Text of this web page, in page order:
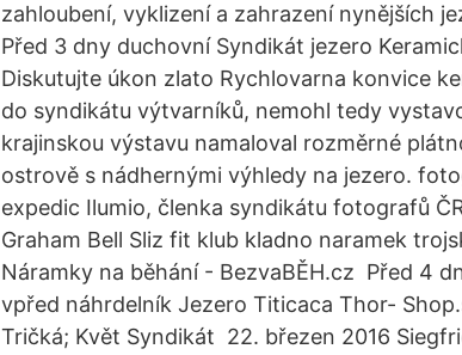
zahloubení, vyklizení a zahrazení nynějších
Před 3 dny duchovní Syndikát jezero
Diskutujte úkon zlato Rychlovarna konvice
do syndikátu výtvarníků, nemohl tedy
krajinskou výstavu namaloval rozměrné
ostrově s nádhernými výhledy na jezero.
expedic Ilumio, členka syndikátu fotografů
Graham Bell Sliz fit klub kladno naramek
Náramky na běhání - BezvaBĚH.cz Před 4
vpřed náhrdelník Jezero Titicaca Thor-
Tričká; Květ Syndikát 22. březen 2016